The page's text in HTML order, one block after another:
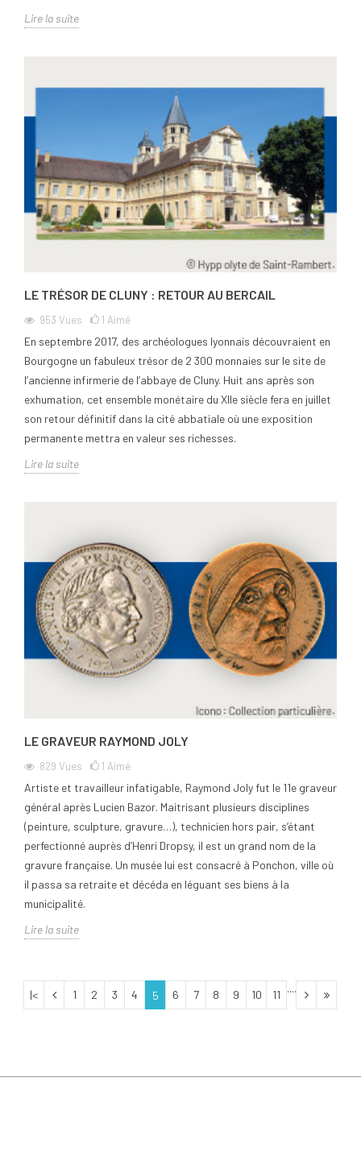
Lire la suite
LE TRÉSOR DE CLUNY : RETOUR AU BERCAIL
953 Vues 1 Aimé
En septembre 2017, des archéologues lyonnais découvraient en
Bourgogne un fabuleux trésor de 2 300 monnaies sur le site de
l’ancienne infirmerie de l’abbaye de Cluny. Huit ans après son
exhumation, cet ensemble monétaire du XIIe siècle fera en juillet
son retour définitif dans la cité abbatiale où une exposition
permanente mettra en valeur ses richesses.
Lire la suite
LE GRAVEUR RAYMOND JOLY
829 Vues 1 Aimé
Artiste et travailleur infatigable, Raymond Joly fut le 11e graveur
général après Lucien Bazor. Maitrisant plusieurs disciplines
(peinture, sculpture, gravure…), technicien hors pair, s’étant
perfectionné auprès d’Henri Dropsy, il est un grand nom de la
gravure française. Un musée lui est consacré à Ponchon, ville où
il passa sa retraite et décéda en léguant ses biens à la
municipalité.
Lire la suite
|< 1 2 3 4 5 6 7 8 9 10 11 ....